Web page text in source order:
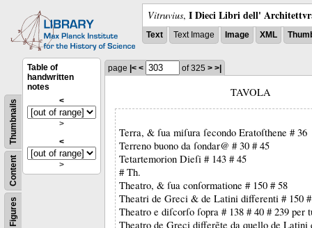
Vitruvius, I Dieci Libri dell'
Text Text Image Image XML
Figures
Content
Thumbnails
Table of
handwritten
notes
<
>
<
>
page |< < of 325 > >|
TAVOLA
Terra, & ſua miſura ſecondo Eratoſthene # 36
Terreno buono da ſondar@ # 30 # 45
Tetartemorion Dieſi # 143 # 45
# Th.
Theatro, & ſua conſormatione # 150 # 58
Theatri de Greci & de Latini differenti # 150
Theatro e diſcorſo ſopra # 138 # 40 # 239 per
Theatro de Greci differẽte da quello de Latini